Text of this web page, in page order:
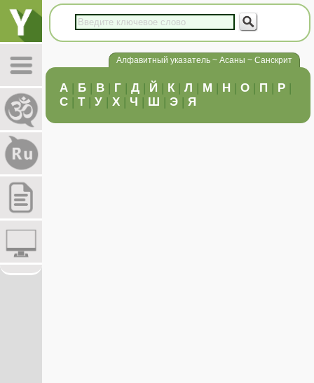
Алфавитный указатель ~ Асаны ~ Санскрит
А | Б | В | Г | Д | Й | К | Л | М | Н | О | П | Р |
С | Т| У | Х | Ч | Ш | Э | Я